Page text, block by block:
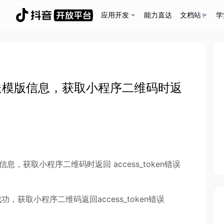
应用开发 能力直达 文档站
版信息，获取小程序二维码时返
息，获取小程序二维码时返回 access_token错误
，获取小程序二维码返回access_token错误